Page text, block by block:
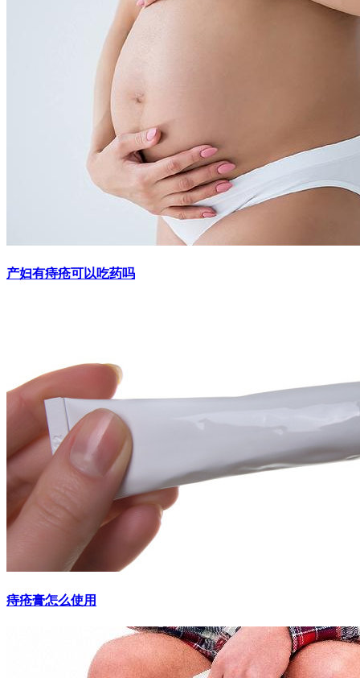
产妇有痔疮可以吃药吗
痔疮膏怎么使用